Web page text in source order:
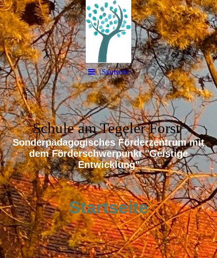
Startseite
Schule am Tegeler Forst
Sonderpädagogisches Förderzentrum mit
dem Förderschwerpunkt "Geistige
Entwicklung"
Startseite